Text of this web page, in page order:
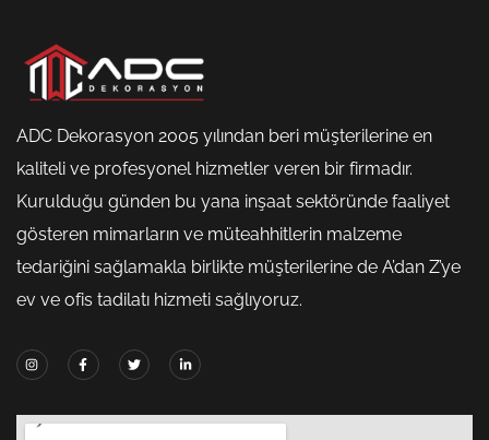
ADC Dekorasyon 2005 yılından beri müşterilerine en
kaliteli ve profesyonel hizmetler veren bir firmadır.
Kurulduğu günden bu yana inşaat sektöründe faaliyet
gösteren mimarların ve müteahhitlerin malzeme
tedariğini sağlamakla birlikte müşterilerine de A’dan Z’ye
ev ve ofis tadilatı hizmeti sağlıyoruz.